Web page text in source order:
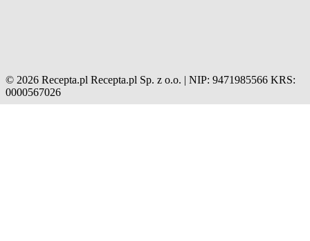
© 2026 Recepta.pl Recepta.pl Sp. z o.o. | NIP: 9471985566 KRS:
0000567026